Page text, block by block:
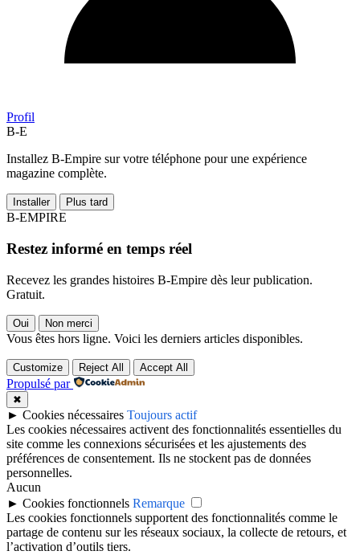
Profil
B-E
Installez B-Empire sur votre téléphone pour une expérience
magazine complète.
Installer Plus tard
B-EMPIRE
Restez informé en temps réel
Recevez les grandes histoires B-Empire dès leur publication.
Gratuit.
Oui Non merci
Vous êtes hors ligne. Voici les derniers articles disponibles.
Customize Reject All Accept All
Propulsé par
✖
► Cookies nécessaires Toujours actif
Les cookies nécessaires activent des fonctionnalités essentielles du
site comme les connexions sécurisées et les ajustements des
préférences de consentement. Ils ne stockent pas de données
personnelles.
Aucun
► Cookies fonctionnels Remarque
Les cookies fonctionnels supportent des fonctionnalités comme le
partage de contenu sur les réseaux sociaux, la collecte de retours, et
l’activation d’outils tiers.